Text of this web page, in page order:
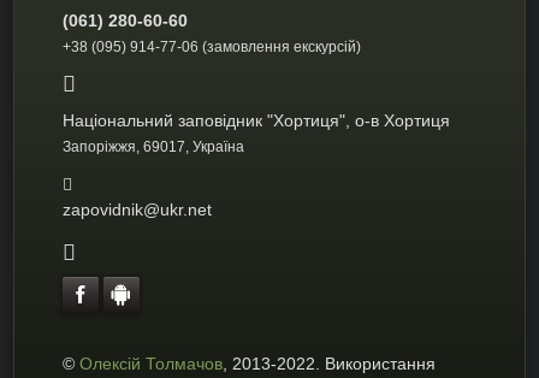
(061) 280-60-60
+38 (095) 914-77-06 (замовлення екскурсій)
Національний заповідник "Хортиця", о-в Хортиця
Запоріжжя, 69017, Україна
zapovidnik@ukr.net
©Олексій Толмачов, 2013-2022. Використання